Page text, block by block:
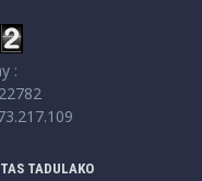
:
TADULAKO